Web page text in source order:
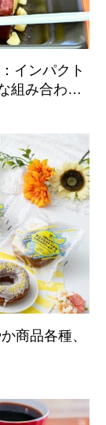
インパクト
組み合わせ
商品各種、